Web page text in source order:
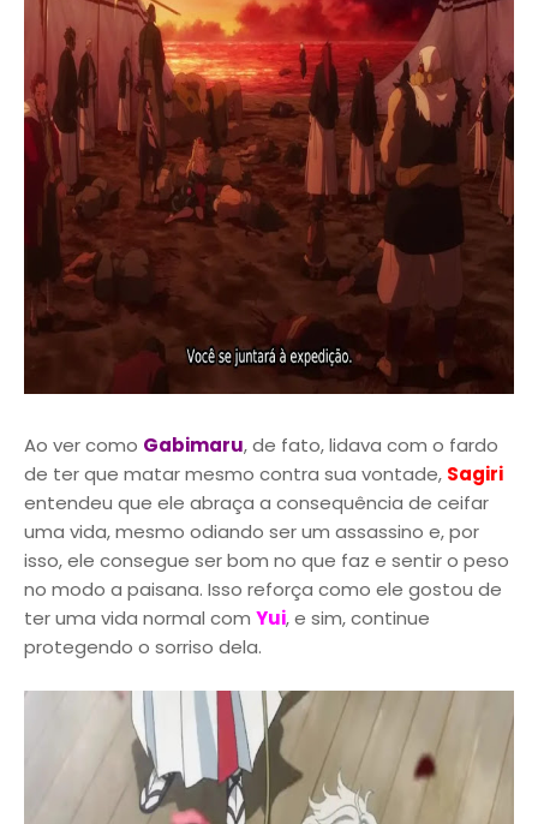
Ao ver como Gabimaru, de fato, lidava com o fardo
de ter que matar mesmo contra sua vontade, Sagiri
entendeu que ele abraça a consequência de ceifar
uma vida, mesmo odiando ser um assassino e, por
isso, ele consegue ser bom no que faz e sentir o peso
no modo a paisana. Isso reforça como ele gostou de
ter uma vida normal com Yui, e sim, continue
protegendo o sorriso dela.